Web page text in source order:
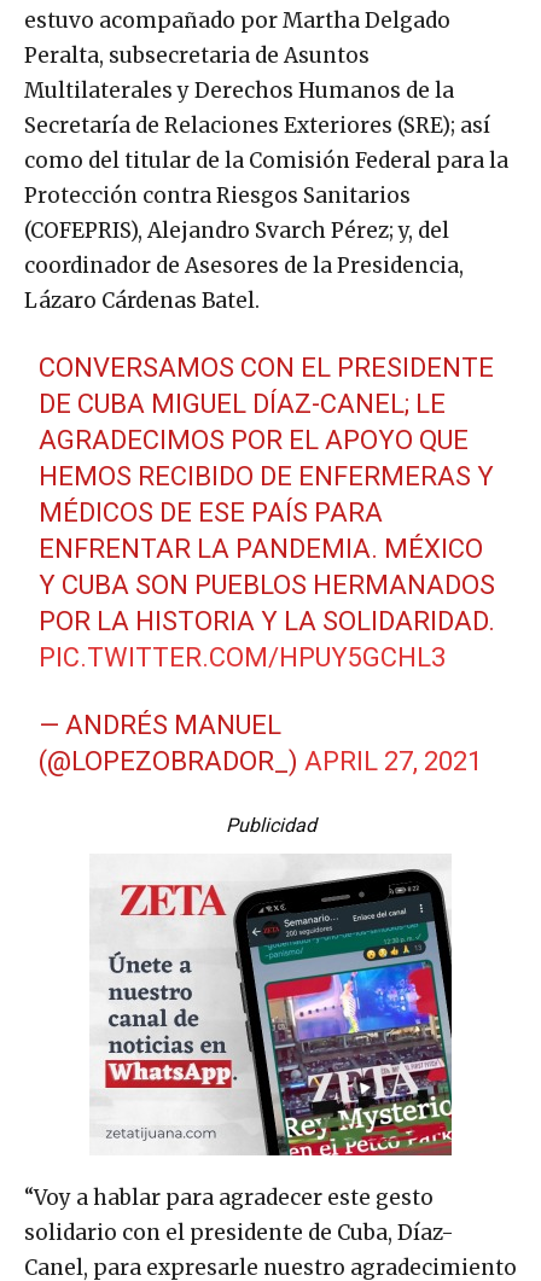
estuvo acompañado por Martha Delgado
Peralta, subsecretaria de Asuntos
Multilaterales y Derechos Humanos de la
Secretaría de Relaciones Exteriores (SRE); así
como del titular de la Comisión Federal para la
Protección contra Riesgos Sanitarios
(COFEPRIS), Alejandro Svarch Pérez; y, del
coordinador de Asesores de la Presidencia,
Lázaro Cárdenas Batel.
CONVERSAMOS CON EL PRESIDENTE
DE CUBA MIGUEL DÍAZ-CANEL; LE
AGRADECIMOS POR EL APOYO QUE
HEMOS RECIBIDO DE ENFERMERAS Y
MÉDICOS DE ESE PAÍS PARA
ENFRENTAR LA PANDEMIA. MÉXICO
Y CUBA SON PUEBLOS HERMANADOS
POR LA HISTORIA Y LA SOLIDARIDAD.
PIC.TWITTER.COM/HPUY5GCHL3
— ANDRÉS MANUEL
(@LOPEZOBRADOR_) APRIL 27, 2021
Publicidad
“Voy a hablar para agradecer este gesto
solidario con el presidente de Cuba, Díaz-
Canel, para expresarle nuestro agradecimiento